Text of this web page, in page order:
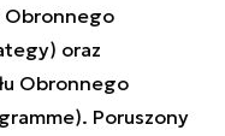
Obronnego
oraz
Obronnego
Poruszony